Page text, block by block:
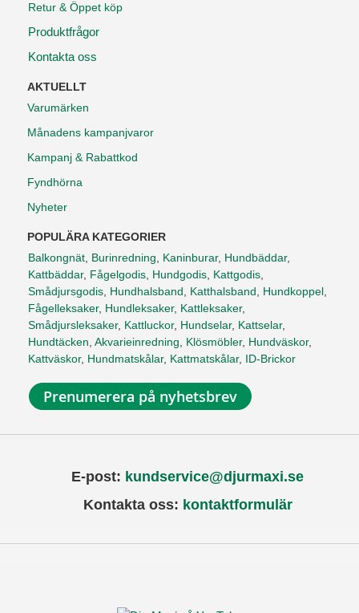
Retur & Öppet köp
Produktfrågor
Kontakta oss
AKTUELLT
Varumärken
Månadens kampanjvaror
Kampanj & Rabattkod
Fyndhörna
Nyheter
POPULÄRA KATEGORIER
Balkongnät Burinredning Kaninburar, Hundbäddar,
Kattbäddar, Fågelgodis Hundgodis Kattgodis
Smådjursgodis Hundhalsband Katthalsband Hundkoppel
Fågelleksaker, Hundleksaker, Kattleksaker,
Smådjursleksaker, Kattluckor, Hundselar, Kattselar,
Hundtäcken Akvarieinredning Klösmöbler, Hundväskor,
Kattväskor, Hundmatskålar, Kattmatskålar, ID-Brickor
Prenumerera på nyhetsbrev
E-post: kundservice@djurmaxi.se
Kontakta oss: kontaktformulär